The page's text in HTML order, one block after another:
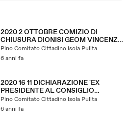
2020 2 OTTOBRE COMIZIO DI
CHIUSURA DIONISI GEOM VINCENZO
REQUISIZIONI LOCULI
CIMIMITERIALI
Pino Comitato Cittadino Isola Pulita
6 anni fa
2020 16 11 DICHIARAZIONE 'EX
PRESIDENTE AL CONSIGLIO
COMUNALE DI ISOLA RAPPA PIETRO
ABBANDONA IL GRUPPO DELL'EX
Pino Comitato Cittadino Isola Pulita
6 anni fa